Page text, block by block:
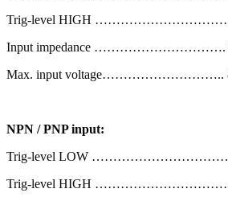
Trig-level HIGH …………………………….
Input impedance ………………………….
Max. input voltage………………………..
NPN / PNP input:
Trig-level LOW
Trig-level HIGH